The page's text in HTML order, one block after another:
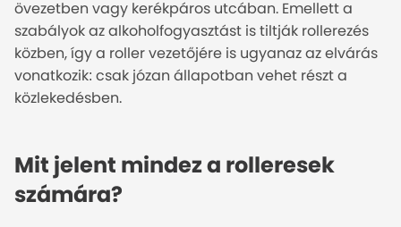
övezetben vagy kerékpáros utcában. Emellett a
szabályok az alkoholfogyasztást is tiltják rollerezés
közben, így a roller vezetőjére is ugyanaz az elvárás
vonatkozik: csak józan állapotban vehet részt a
közlekedésben.
Mit jelent mindez a rolleresek
számára?